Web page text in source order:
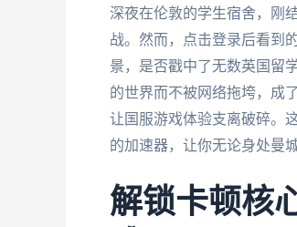
深夜在伦敦的学生宿舍，刚
战。然而，点击登录后看到
景，是否戳中了无数英国留
的世界而不被网络拖垮，成
让国服游戏体验支离破碎。
的加速器，让你无论身处曼
解锁卡顿核